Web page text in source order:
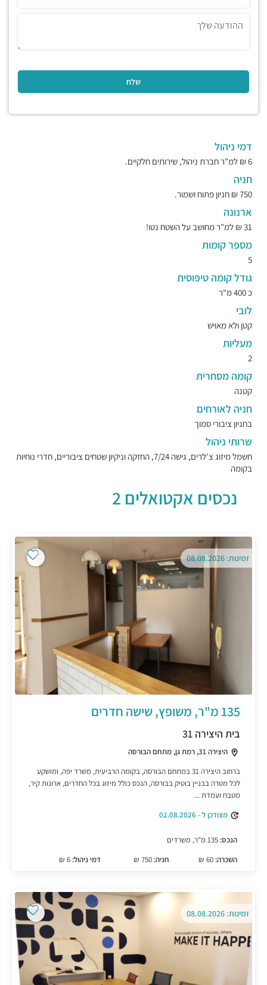
דמי ניהול
6 ₪ למ"ר חברת ניהול, שירותים חלקיים.
חניה
750 ₪ חניון פתוח ושמור.
ארנונה
31 ₪ למ"ר מחושב על השטח נטו!
מספר קומות
5
גודל קומה טיפוסית
כ 400 מ"ר
לובי
קטן ולא מאויש
מעליות
2
קומה מסחרית
קטנה
חניה לאורחים
בחניון ציבורי סמוך
שרותי ניהול
חשמל מיזוג צ'לרים, גישה 7/24, החזקה וניקיון שטחים ציבוריים, חדרי נוחיות
בקומה
נכסים אקטואלים 2
זמינות: 08.08.2026
135 מ"ר, משופץ, שישה חדרים
בית היצירה 31
היצירה 31, רמת גן, מתחם הבורסה
ברחוב היצירה 31 במתחם הבורסה, בקומה הרביעית, משרד יפה, ומושקע
לכל מטרה בבניין בוטיק בבורסה, הנכס כולל מיזוג בכל החדרים, ארונות קיר,
מטבח ועמדת ...
מצודכן ל - 02.08.2026
הנכס:
השכרה:
חניה: 750 ₪ דמי ניהול:
זמינות: 08.08.2026